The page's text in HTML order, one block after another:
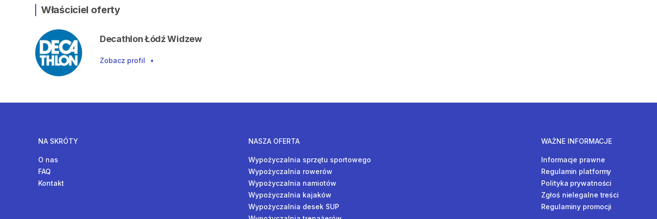
Właściciel oferty
Decathlon Łódź Widzew
Zobacz profil •
NA SKRÓTY
O nas
FAQ
Kontakt
NASZA OFERTA
Wypożyczalnia sprzętu sportowego
Wypożyczalnia rowerów
Wypożyczalnia namiotów
Wypożyczalnia kajaków
Wypożyczalnia desek SUP
WAŻNE INFORMACJE
Informacje prawne
Regulamin platformy
Polityka prywatności
Zgłoś nielegalne treści
Regulaminy promocji